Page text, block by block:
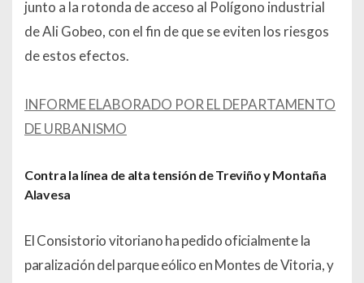
junto a la rotonda de acceso al Polígono industrial
de Ali Gobeo, con el fin de que se eviten los riesgos
de estos efectos.
INFORME ELABORADO POR EL DEPARTAMENTO
DE URBANISMO
Contra la línea de alta tensión de Treviño y Montaña
Alavesa
El Consistorio vitoriano ha pedido oficialmente la
paralización del parque eólico en Montes de Vitoria, y